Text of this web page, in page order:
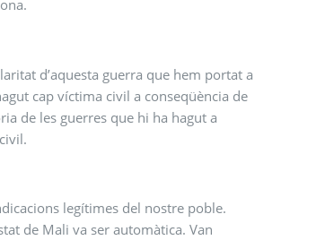
d’aquesta guerra que hem portat a
cap víctima civil a conseqüència de
de les guerres que hi ha hagut a
legítimes del nostre poble.
de Mali va ser automàtica. Van